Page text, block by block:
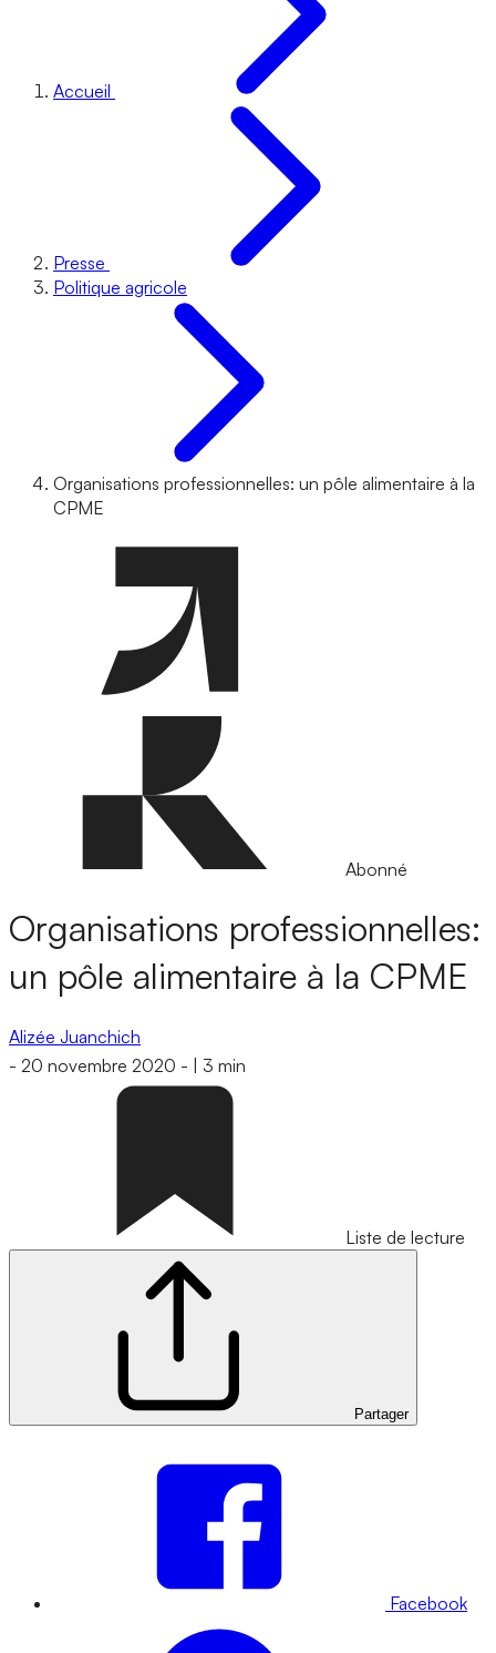
Accueil
Presse
Politique agricole
Organisations professionnelles: un pôle alimentaire à la
CPME
Abonné
Organisations professionnelles:
un pôle alimentaire à la CPME
Alizée Juanchich
- 20 novembre 2020 - 3 min
Liste de lecture
Partager
Facebook